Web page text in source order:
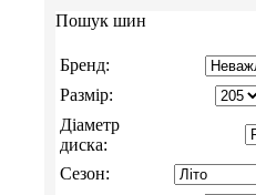
Пошук шин
Бренд:
Размір:
Діаметр
диска:
Сезон: